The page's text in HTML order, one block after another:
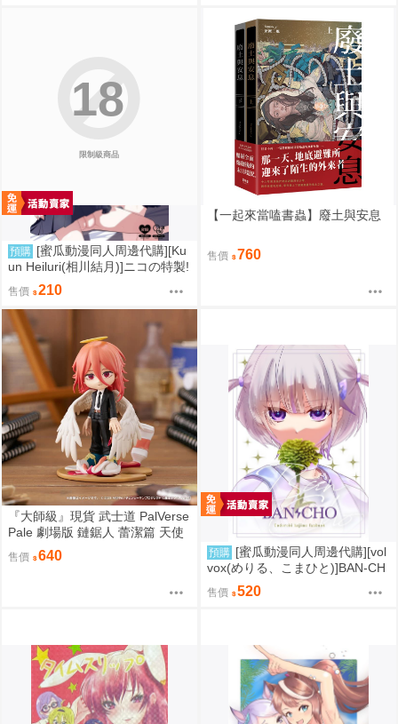
限制級商品
18
預購 [蜜瓜動漫同人周邊代購][Ku
un Heiluri(相川結月)]ニコの特製!
おいなりフルコース(蔚藍檔案)
(同人誌)
售價 210
【一起來當嗑書蟲】廢土與安息
售價 760
『大師級』現貨 武士道 PalVerse
Pale 劇場版 鏈鋸人 蕾潔篇 天使
售價 640 預購 [蜜瓜動漫同人周邊代購][vol
vox(めりる、こまひと)]BAN-CH
O(Hololive)(同人誌)
售價 520